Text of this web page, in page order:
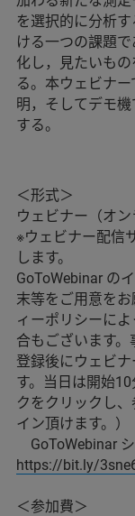
を選択的に分析
ける一つの課題
化し，見たいも
る。本ウェビナ
明，そしてデモ
する。
＜形式＞
ウェビナー（オン
※ウェビナー配信
します。
GoToWebinar の
末等をご用意を
ィーポリシーに
合もございます
登録後にウェビ
す。当日は開始
クをクリックし
イン頂けます。）
GoToWebinar
https://bit.ly/
＜参加費＞